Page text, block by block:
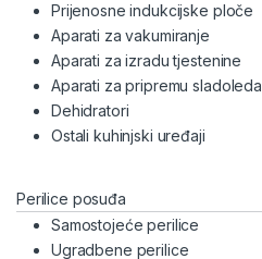
Prijenosne indukcijske ploče
Aparati za vakumiranje
Aparati za izradu tjestenine
Aparati za pripremu sladoleda
Dehidratori
Ostali kuhinjski uređaji
Perilice posuđa
Samostojeće perilice
Ugradbene perilice